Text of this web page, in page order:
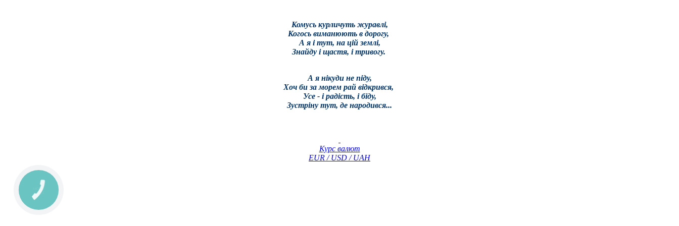
Комусь курличуть журавлі,
Когось виманюють в дорогу,
А я і тут, на цій землі,
Знайду і щастя, і тривогу.
А я нікуди не піду,
Хоч би за морем рай відкрився,
Усе - і радість, і біду,
Зустріну тут, де народився...
Курс валют
EUR / USD / UAH
КНОПКА
ЗВ'ЯЗКУ